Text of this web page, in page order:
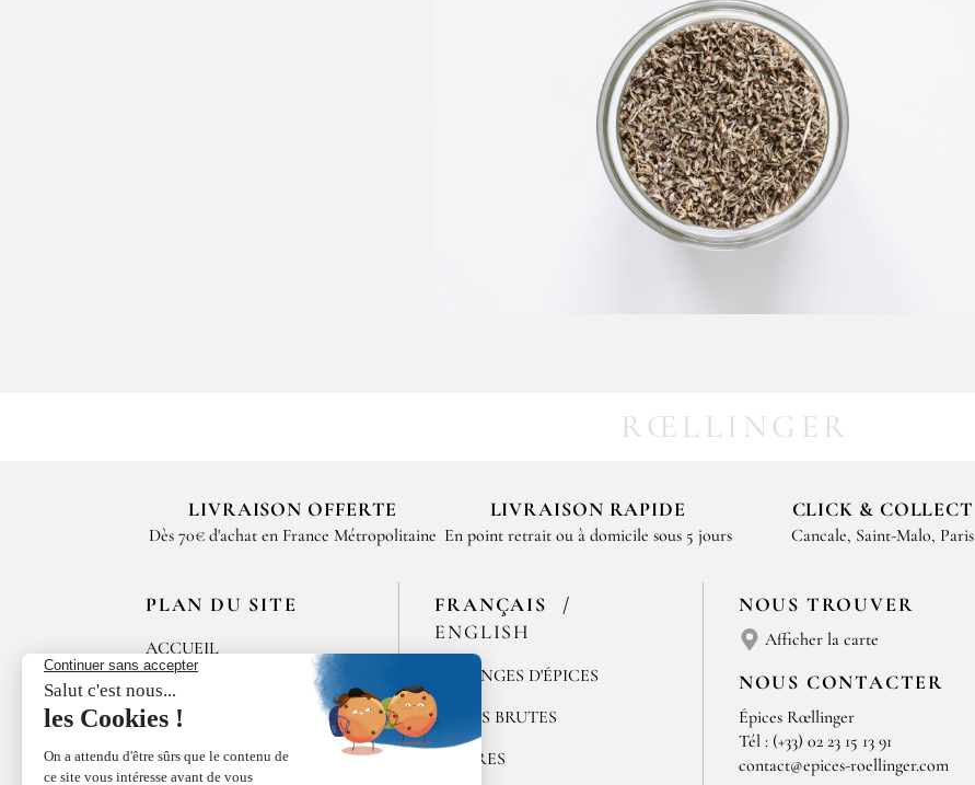
RŒLLINGER
LIVRAISON OFFERTE
Dès 70€ d'achat en France Métropolitaine
LIVRAISON RAPIDE
En point retrait ou à domicile sous 5 jours
CLICK & COLLECT
Cancale, Saint-Malo, Paris
PLAN DU SITE
ACCUEIL
LES MAISONS DE
BRICOURT
RECRUTEMENT
FRANÇAIS
ENGLISH
MÉLANGES D'ÉPICES
ÉPICES BRUTES
POIVRES
NOUS TROUVER
Afficher la carte
NOUS CONTACTER
Épices Rœllinger
Tél : (+33) 02 23 15 13 91
contact@epices-roellinger.com